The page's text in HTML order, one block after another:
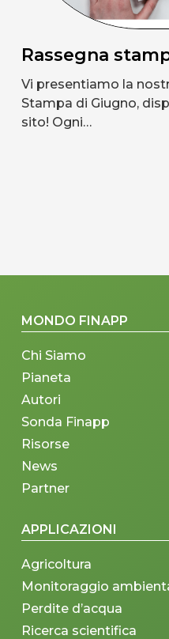
Rassegna
Vi presentiamo la
Stampa di Giugno,
sito! Ogni…
MONDO FINAPP
Chi Siamo
Pianeta
Autori
Sonda Finapp
Risorse
News
Partner
APPLICAZIONI
Agricoltura
Monitoraggio
Perdite d’acqua
Ricerca scientifica